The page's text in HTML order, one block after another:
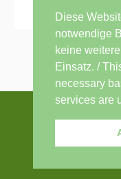
Thema: Sensible von
Diese
notwendige
keine
Einsatz. /
necessary
services are